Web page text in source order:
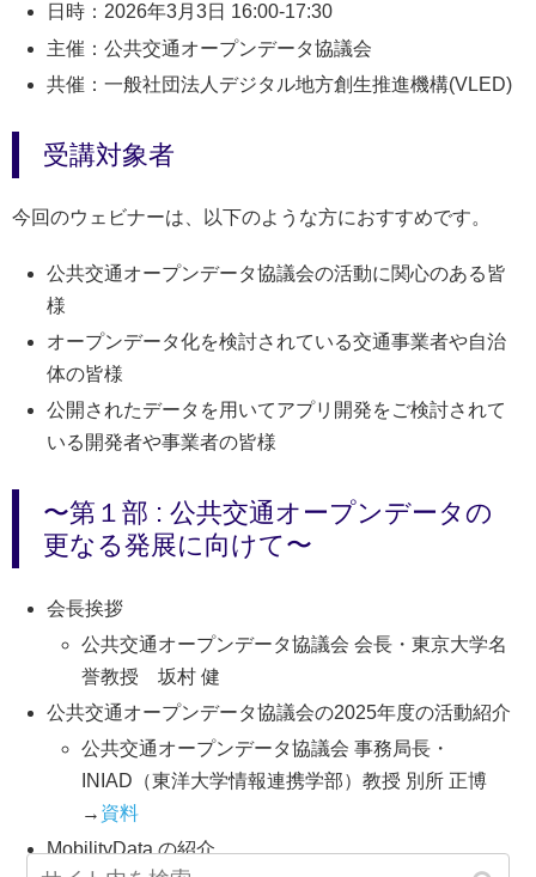
日時：2026年3月3日 16:00-17:30
主催：公共交通オープンデータ協議会
共催：一般社団法人デジタル地方創生推進機構(VLED)
受講対象者
今回のウェビナーは、以下のような方におすすめです。
公共交通オープンデータ協議会の活動に関心のある皆
様
オープンデータ化を検討されている交通事業者や自治
体の皆様
公開されたデータを用いてアプリ開発をご検討されて
いる開発者や事業者の皆様
〜第１部 : 公共交通オープンデータの
更なる発展に向けて〜
会長挨拶
公共交通オープンデータ協議会 会長・東京大学名
誉教授 坂村 健
公共交通オープンデータ協議会の2025年度の活動紹介
公共交通オープンデータ協議会 事務局長・
INIAD（東洋大学情報連携学部）教授 別所 正博
→ 資料
MobilityData の紹介